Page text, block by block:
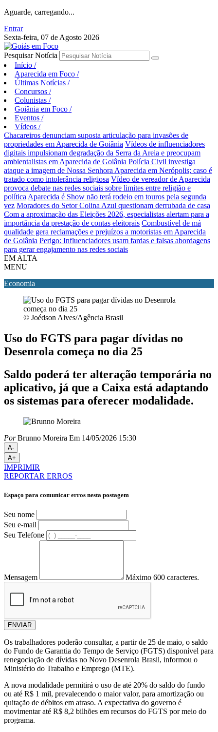
Aguarde, carregando...
Entrar
Sexta-feira, 07 de Agosto 2026
Pesquisar Notícia
Início /
Aparecida em Foco /
Últimas Notícias /
Concursos /
Colunistas /
Goiânia em Foco /
Eventos /
Vídeos /
Chacareiros denunciam suposta articulação para invasões de
propriedades em Aparecida de Goiânia Vídeos de influenciadores
digitais impulsionam degradação da Serra da Areia e preocupam
ambientalistas em Aparecida de Goiânia Polícia Civil investiga
ataque a imagem de Nossa Senhora Aparecida em Nerópolis; caso é
tratado como intolerância religiosa Vídeo de vereador de Aparecida
provoca debate nas redes sociais sobre limites entre religião e
política Aparecida é Show não terá rodeio em touros pela segunda
vez Moradores do Setor Colina Azul questionam derrubada de casa
Com a aproximação das Eleições 2026, especialistas alertam para a
importância da prestação de contas eleitorais Combustível de má
qualidade gera reclamações e prejuízos a motoristas em Aparecida
de Goiânia Perigo: Influenciadores usam fardas e falsas abordagens
para gerar engajamento nas redes sociais
EM ALTA
MENU
Economia
© Joédson Alves/Agência Brasil
Uso do FGTS para pagar dívidas no
Desenrola começa no dia 25
Saldo poderá ter alteração temporária no
aplicativo, já que a Caixa está adaptando
os sistemas para oferecer modalidade.
PorBrunno Moreira Em 14/05/2026 15:30
A-
A+
IMPRIMIR
REPORTAR ERROS
Espaço para comunicar erros nesta postagem
Seu nome
Seu e-mail
Seu Telefone
Mensagem Máximo 600 caracteres.
ENVIAR
Os trabalhadores poderão consultar, a partir de 25 de maio, o saldo
do Fundo de Garantia do Tempo de Serviço (FGTS) disponível para
renegociação de dívidas no Novo Desenrola Brasil, informou o
Ministério do Trabalho e Emprego (MTE).
A nova modalidade permitirá o uso de até 20% do saldo do fundo
ou até R$ 1 mil, prevalecendo o maior valor, para amortização ou
quitação de débitos em atraso. A expectativa do governo é
movimentar até R$ 8,2 bilhões em recursos do FGTS por meio do
programa.